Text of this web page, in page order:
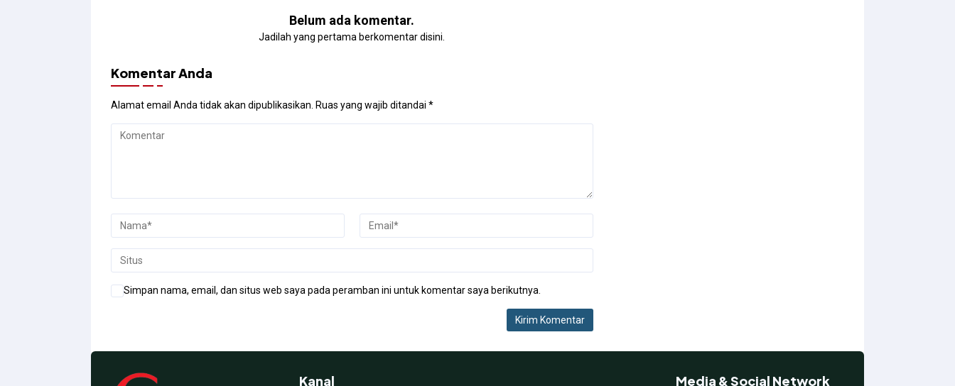
Belum ada komentar.
Jadilah yang pertama berkomentar disini.
Komentar Anda
Alamat email Anda tidak akan dipublikasikan. Ruas yang wajib ditandai *
Simpan nama, email, dan situs web saya pada peramban ini untuk komentar saya berikutnya.
Kanal Media & Social Network